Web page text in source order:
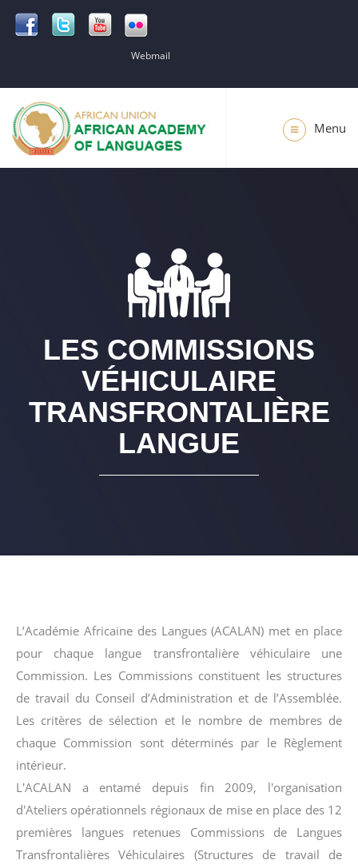
Webmail
Menu
LES COMMISSIONS
VÉHICULAIRE
TRANSFRONTALIÈRE
LANGUE
L’Académie Africaine des Langues (ACALAN) met en place
pour chaque langue transfrontalière véhiculaire une
Commission. Les Commissions constituent les structures
de travail du Conseil d’Administration et de l’Assemblée.
Les critères de sélection et le nombre de membres de
chaque Commission sont déterminés par le Règlement
intérieur.
L'ACALAN a entamé depuis fin 2009, l'organisation
d'Ateliers opérationnels régionaux de mise en place des 12
premières langues retenues Commissions de Langues
Transfrontalières Véhiculaires (Structures de travail de